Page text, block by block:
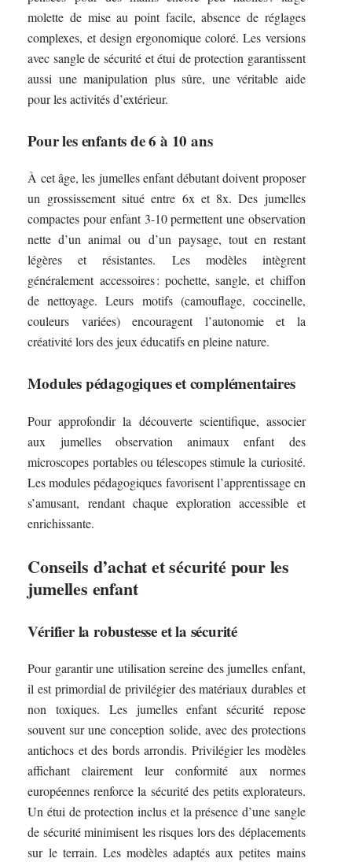
molette de mise au point facile, absence de réglages
complexes, et design ergonomique coloré. Les versions
avec sangle de sécurité et étui de protection garantissent
aussi une manipulation plus sûre, une véritable aide
pour les activités d’extérieur.
Pour les enfants de 6 à 10 ans
À cet âge, les jumelles enfant débutant doivent proposer
un grossissement situé entre 6x et 8x. Des jumelles
compactes pour enfant 3-10 permettent une observation
nette d’un animal ou d’un paysage, tout en restant
légères et résistantes. Les modèles intègrent
généralement accessoires : pochette, sangle, et chiffon
de nettoyage. Leurs motifs (camouflage, coccinelle,
couleurs variées) encouragent l’autonomie et la
créativité lors des jeux éducatifs en pleine nature.
Modules pédagogiques et complémentaires
Pour approfondir la découverte scientifique, associer
aux jumelles observation animaux enfant des
microscopes portables ou télescopes stimule la curiosité.
Les modules pédagogiques favorisent l’apprentissage en
s’amusant, rendant chaque exploration accessible et
enrichissante.
Conseils d’achat et sécurité pour les
jumelles enfant
Vérifier la robustesse et la sécurité
Pour garantir une utilisation sereine des jumelles enfant,
il est primordial de privilégier des matériaux durables et
non toxiques. Les jumelles enfant sécurité repose
souvent sur une conception solide, avec des protections
antichocs et des bords arrondis. Privilégier les modèles
affichant clairement leur conformité aux normes
européennes renforce la sécurité des petits explorateurs.
Un étui de protection inclus et la présence d’une sangle
de sécurité minimisent les risques lors des déplacements
sur le terrain. Les modèles adaptés aux petites mains